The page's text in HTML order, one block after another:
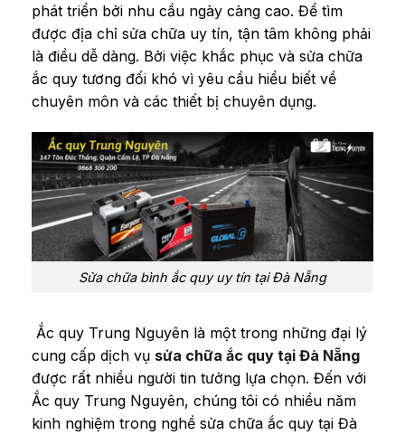
phát triển bởi nhu cầu ngày càng cao. Để tìm
được địa chỉ sửa chữa uy tín, tận tâm không phải
là điều dễ dàng. Bởi việc khắc phục và sửa chữa
ắc quy tương đối khó vì yêu cầu hiểu biết về
chuyên môn và các thiết bị chuyên dụng.
Sửa chữa bình ắc quy uy tín tại Đà Nẵng
Ắc quy Trung Nguyên là một trong những đại lý
cung cấp dịch vụ sửa chữa ắc quy tại Đà Nẵng
được rất nhiều người tin tưởng lựa chọn. Đến với
Ắc quy Trung Nguyên, chúng tôi có nhiều năm
kinh nghiệm trong nghề sửa chữa ắc quy tại Đà